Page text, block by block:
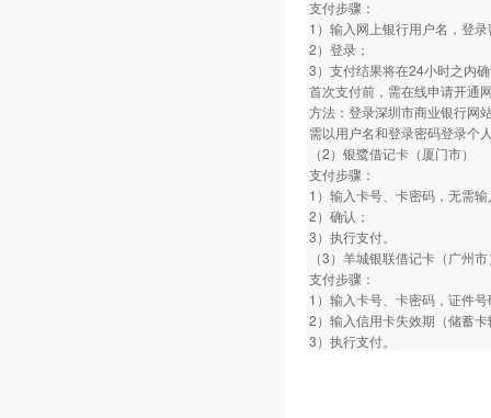
支付步骤：
1）输入网上银行用户名，登
2）登录；
3）支付结果将在24小时之内
首次支付前，需在线申请开通
方法：登录深圳市商业银行网
需以用户名和登录密码登录个
（2）银鹭借记卡（厦门市）
支付步骤：
1）输入卡号、卡密码，无需
2）确认；
3）执行支付。
（3）羊城银联借记卡（广州
支付步骤：
1）输入卡号、卡密码，证件
2）输入信用卡失效期（储蓄
3）执行支付。